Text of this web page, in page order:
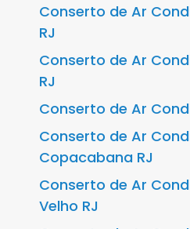
Conserto de Ar
RJ
Conserto de Ar
RJ
Conserto de Ar
Conserto de Ar
Copacabana RJ
Conserto de Ar
Velho RJ